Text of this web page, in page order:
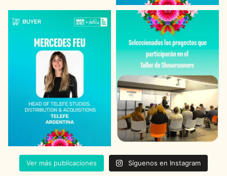
Ver más publicaciones Síguenos en Instagram